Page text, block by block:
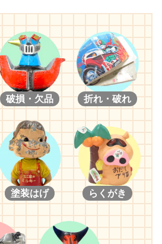
破損・欠品 折れ・破れ
塗装はげ らくがき